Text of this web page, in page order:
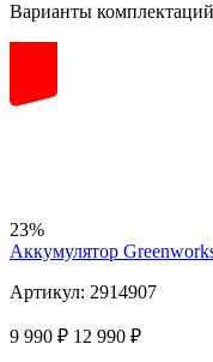
Варианты комплектаций
23%
Аккумулятор
Артикул: 2914907
9 990 ₽ 12 990 ₽